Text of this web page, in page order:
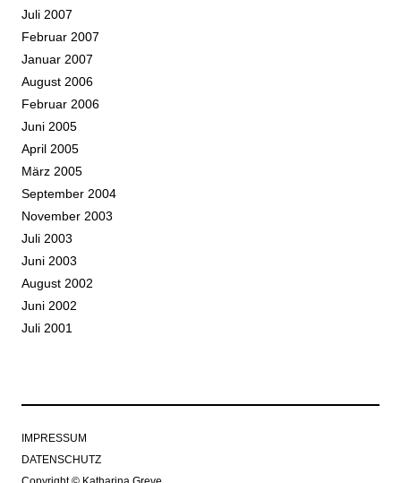
Juli 2007
Februar 2007
Januar 2007
August 2006
Februar 2006
Juni 2005
April 2005
März 2005
September 2004
November 2003
Juli 2003
Juni 2003
August 2002
Juni 2002
Juli 2001
IMPRESSUM
DATENSCHUTZ